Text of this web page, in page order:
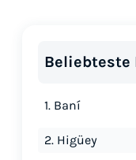
Beliebteste
1. Baní
2. Higüey